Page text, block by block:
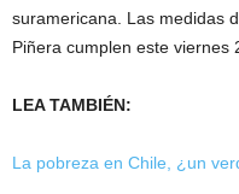
suramericana. Las medidas
Piñera cumplen este viernes
LEA TAMBIÉN:
La pobreza en Chile, ¿un